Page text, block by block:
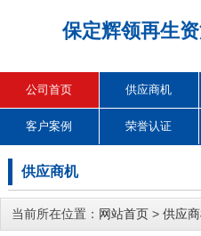
保定辉领再生
公司首页 供应商机
客户案例 荣誉认证
供应商机
当前所在位置： 网站首页 > 供应